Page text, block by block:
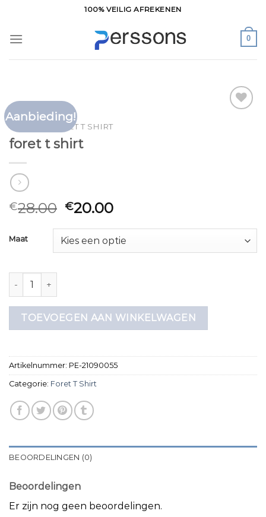
inhoud
100% VEILIG AFREKENEN
0
Aanbieding!
HOME FORET T SHIRT
foret t shirt
€28.00 €20.00
Maat
foret t shirt aantal
TOEVOEGEN AAN WINKELWAGEN
Artikelnummer: PE-21090055
Categorie: Foret T Shirt
BEOORDELINGEN (0)
Beoordelingen
Er zijn nog geen beoordelingen.